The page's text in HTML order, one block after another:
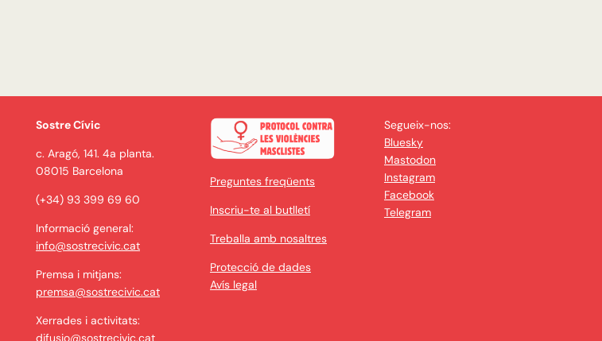
Sostre Cívic
c. Aragó, 141. 4a planta.
08015 Barcelona
(+34) 93 399 69 60
Informació general:
info@sostrecivic.cat
Premsa i mitjans:
premsa@sostrecivic.cat
Xerrades i activitats:
difusio@sostrecivic.cat
Preguntes freqüents
Inscriu-te al butlletí
Treballa amb nosaltres
Protecció de dades
Avís legal
Segueix-nos:
Bluesky
Mastodon
Instagram
Facebook
Telegram